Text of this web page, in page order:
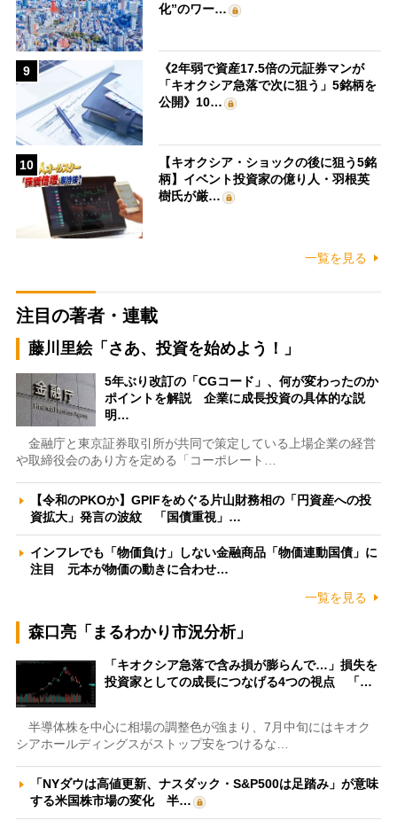
化”のワー…
9
《2年弱で資産17.5倍の元証券マンが
「キオクシア急落で次に狙う」5銘柄を
公開》10…
10
【キオクシア・ショックの後に狙う5銘
柄】イベント投資家の億り人・羽根英
樹氏が厳…
一覧を見る
注目の著者・連載
藤川里絵「さあ、投資を始めよう！」
5年ぶり改訂の「CGコード」、何が変わったのか
ポイントを解説 企業に成長投資の具体的な説
明…
金融庁と東京証券取引所が共同で策定している上場企業の経営
や取締役会のあり方を定める「コーポレート…
【令和のPKOか】GPIFをめぐる片山財務相の「円資産への投
資拡大」発言の波紋 「国債重視」…
インフレでも「物価負け」しない金融商品「物価連動国債」に
注目 元本が物価の動きに合わせ…
一覧を見る
森口亮「まるわかり市況分析」
「キオクシア急落で含み損が膨らんで…」損失を
投資家としての成長につなげる4つの視点 「…
半導体株を中心に相場の調整色が強まり、7月中旬にはキオク
シアホールディングスがストップ安をつけるな…
「NYダウは高値更新、ナスダック・S&P500は足踏み」が意味
する米国株市場の変化 半…